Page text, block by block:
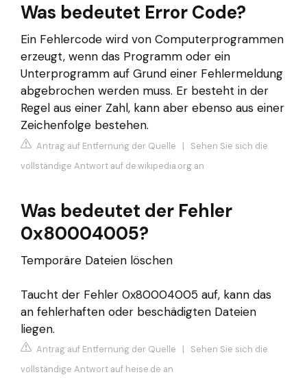
Was bedeutet Error Code?
Ein Fehlercode wird von Computerprogrammen
erzeugt, wenn das Programm oder ein
Unterprogramm auf Grund einer Fehlermeldung
abgebrochen werden muss. Er besteht in der
Regel aus einer Zahl, kann aber ebenso aus einer
Zeichenfolge bestehen.
Antrag auf Entfernung der Quelle | Sehen Sie sich die
vollständige Antwort auf de.wikipedia.org an
Was bedeutet der Fehler
0x80004005?
Temporäre Dateien löschen
Taucht der Fehler 0x80004005 auf, kann das
an fehlerhaften oder beschädigten Dateien
liegen.
Antrag auf Entfernung der Quelle | Sehen Sie sich die
vollständige Antwort auf heise.de an